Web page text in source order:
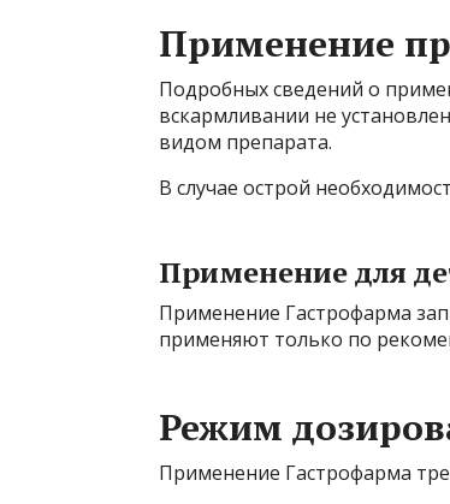
Применение
Подробных сведений о
вскармливании не
видом препарата.
В случае острой
Применение для
Применение Гастрофарма
применяют только по
Режим
Применение Гастрофарма